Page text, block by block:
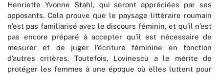
Henriette Yvonne Stahl, qui seront appréciées par ses
opposants. Cela prouve que le paysage littéraire roumain
n’est pas familiarisé avec le discours féminin, et qu’il n’est
pas encore préparé à accepter qu’il est nécessaire de
mesurer et de juger l’écriture féminine en fonction
d’autres critères. Toutefois, Lovinescu a le mérite de
protéger les femmes à une époque où elles luttent pour